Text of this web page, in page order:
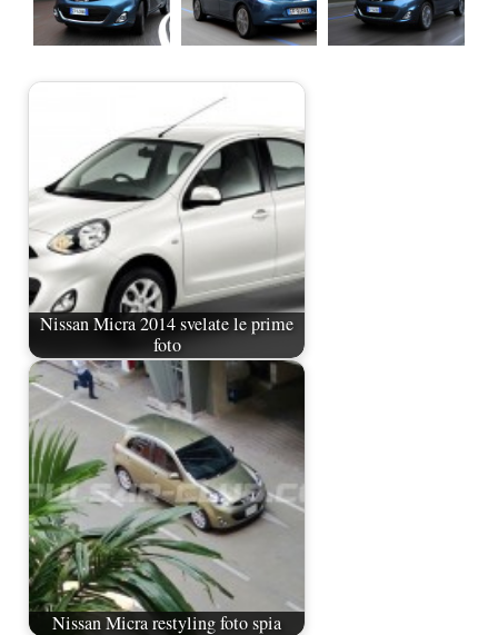
Nissan Micra 2014 svelate le prime
foto
Nissan Micra restyling foto spia